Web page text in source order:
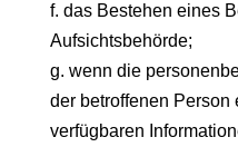
f. das Bestehen eines
Aufsichtsbehörde;
g. wenn die
der betroffenen Person
verfügbaren